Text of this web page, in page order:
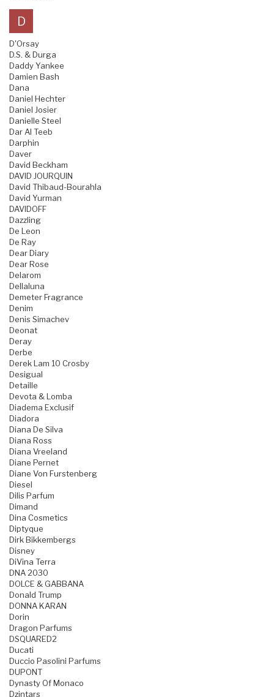
D
D'Orsay
D.S. & Durga
Daddy Yankee
Damien Bash
Dana
Daniel Hechter
Daniel Josier
Danielle Steel
Dar Al Teeb
Darphin
Daver
David Beckham
DAVID JOURQUIN
David Thibaud-Bourahla
David Yurman
DAVIDOFF
Dazzling
De Leon
De Ray
Dear Diary
Dear Rose
Delarom
Dellaluna
Demeter Fragrance
Denim
Denis Simachev
Deonat
Deray
Derbe
Derek Lam 10 Crosby
Desigual
Detaille
Devota & Lomba
Diadema Exclusif
Diadora
Diana De Silva
Diana Ross
Diana Vreeland
Diane Pernet
Diane Von Furstenberg
Diesel
Dilis Parfum
Dimand
Dina Cosmetics
Diptyque
Dirk Bikkembergs
Disney
DiVina Terra
DNA 2030
DOLCE & GABBANA
Donald Trump
DONNA KARAN
Dorin
Dragon Parfums
DSQUARED2
Ducati
Duccio Pasolini Parfums
DUPONT
Dynasty Of Monaco
Dzintars